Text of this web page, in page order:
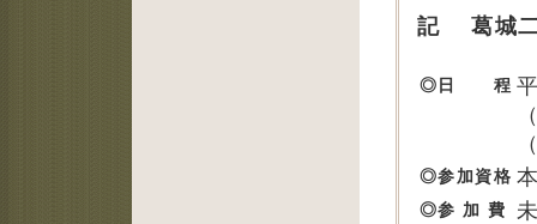
記 葛城二
◎日 程
◎参加資格
◎参 加 費